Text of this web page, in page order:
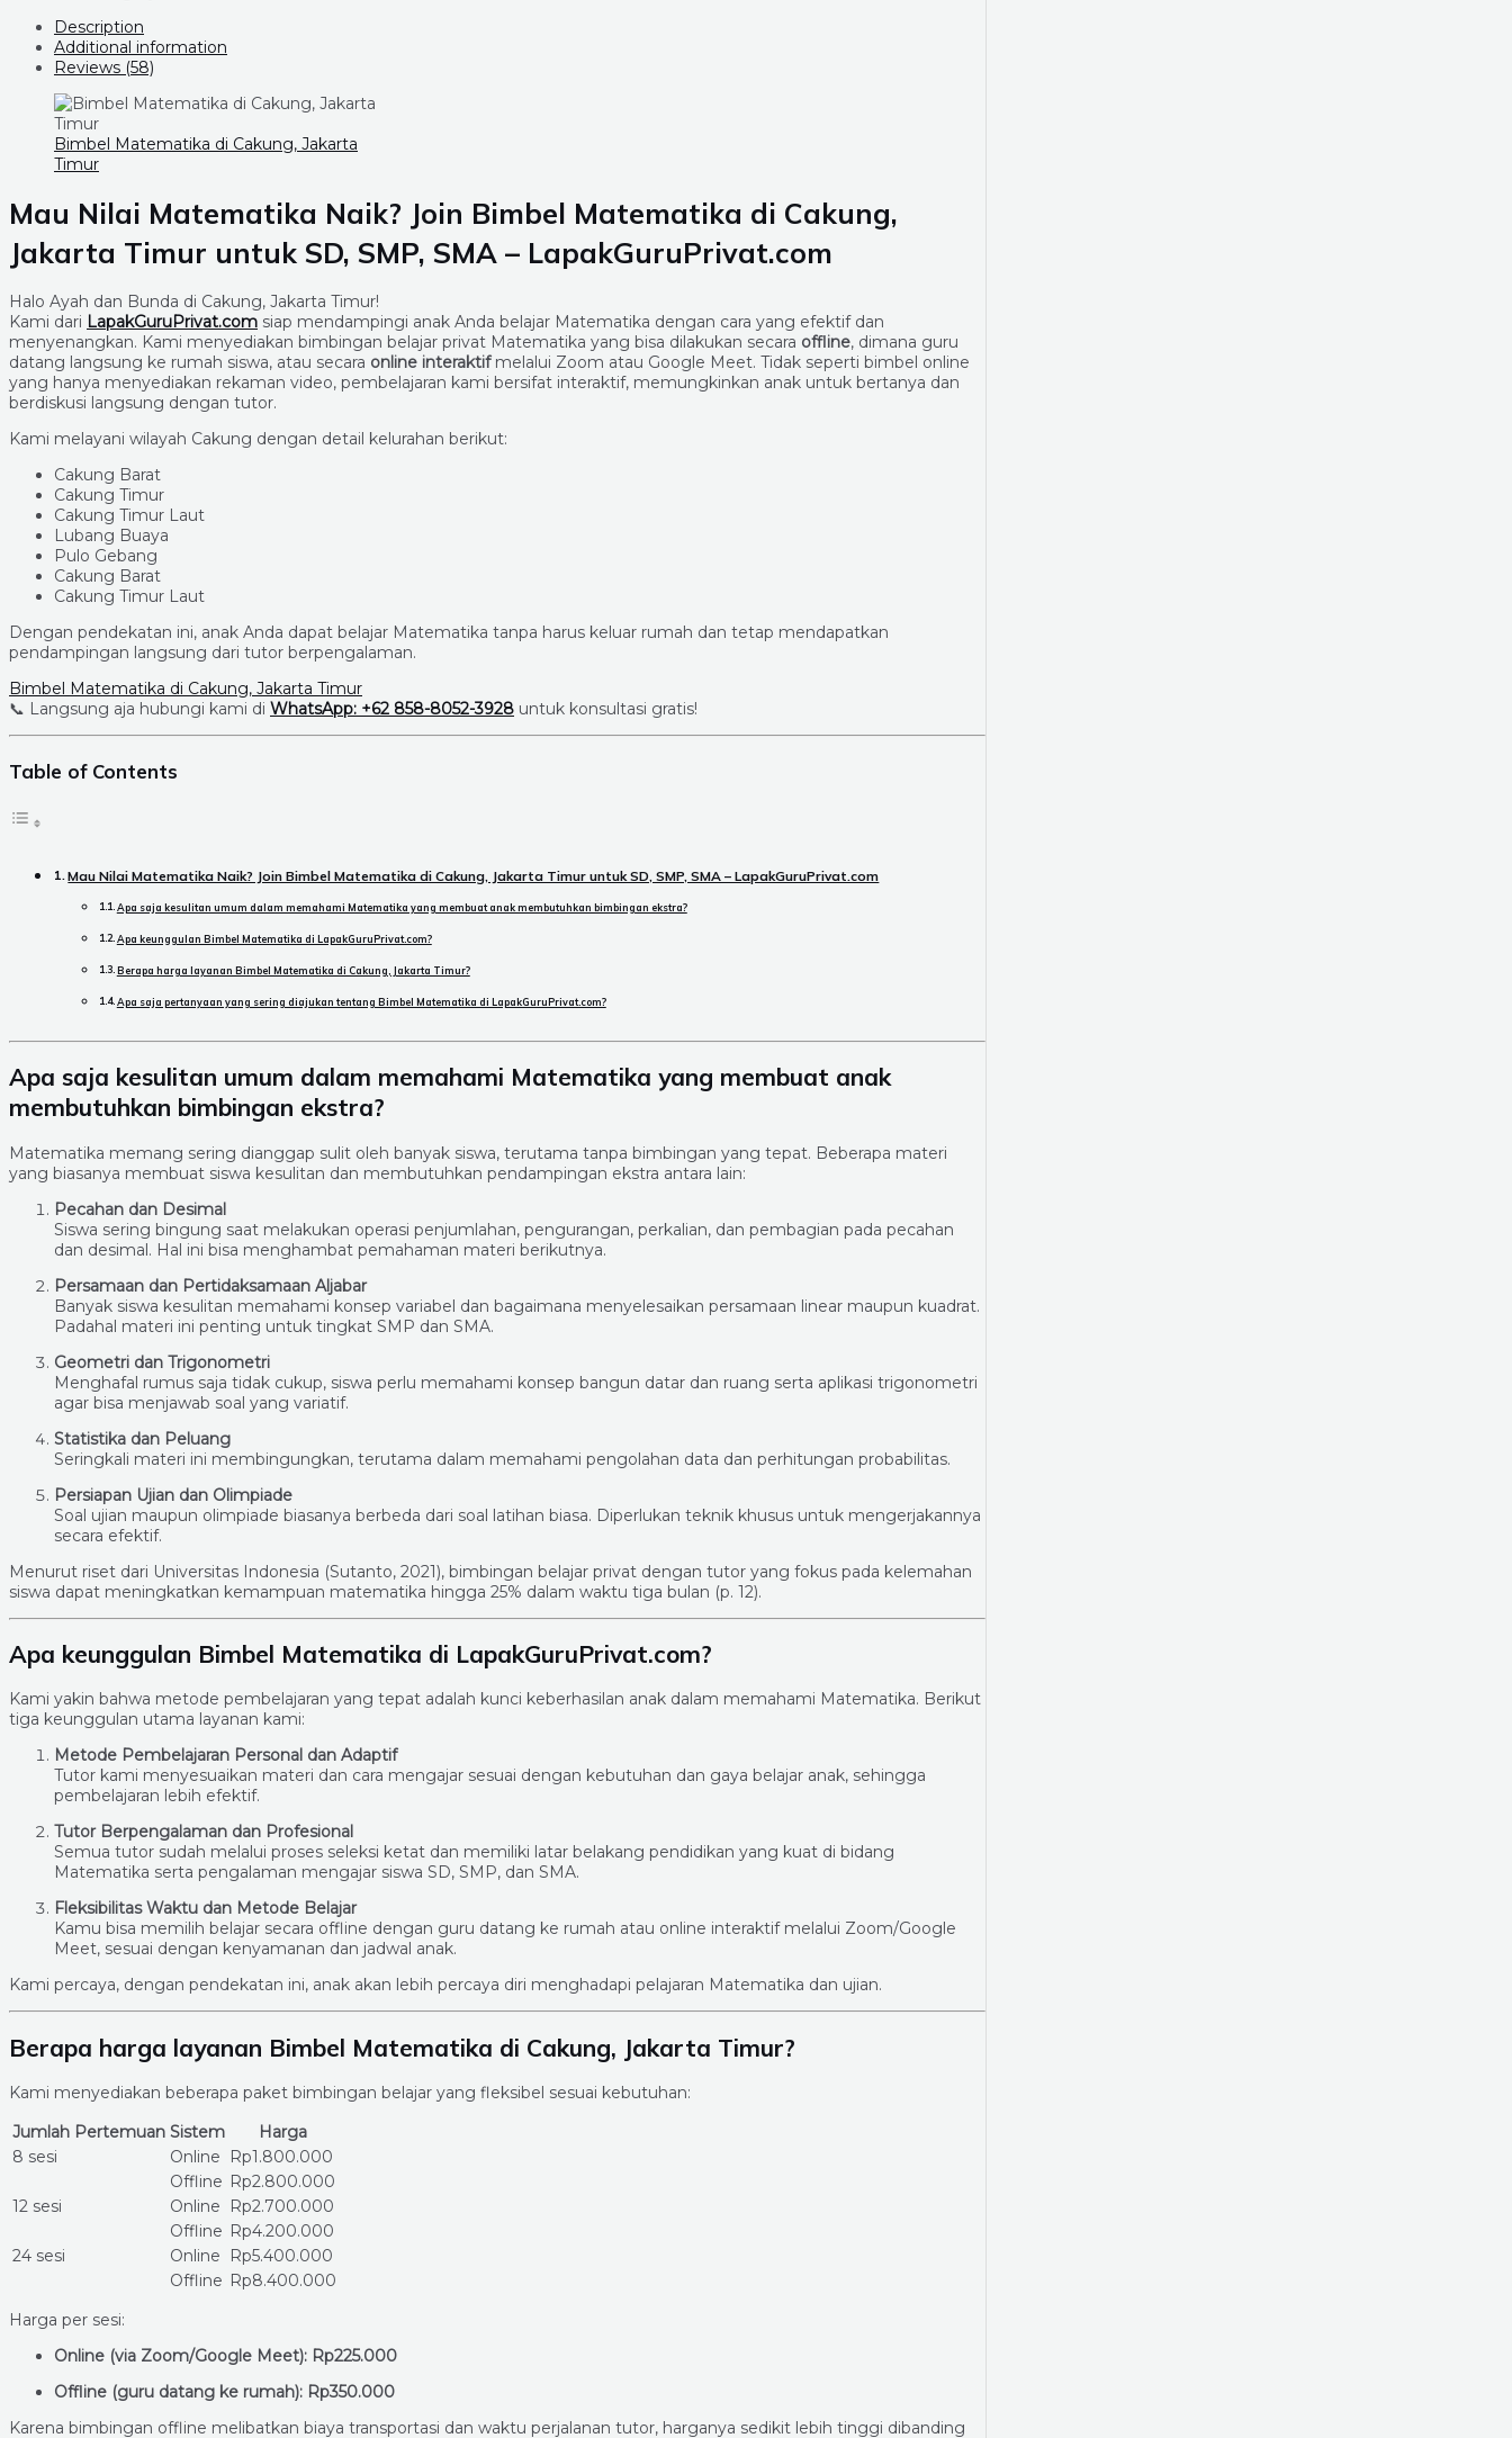
Description
Additional information
Reviews (58)
Bimbel Matematika di Cakung, Jakarta
Timur
Mau Nilai Matematika Naik? Join Bimbel Matematika di Cakung,
Jakarta Timur untuk SD, SMP, SMA – LapakGuruPrivat.com
Halo Ayah dan Bunda di Cakung, Jakarta Timur!
Kami dari LapakGuruPrivat.com siap mendampingi anak Anda belajar Matematika dengan cara yang efektif dan
menyenangkan. Kami menyediakan bimbingan belajar privat Matematika yang bisa dilakukan secara offline, dimana guru
datang langsung ke rumah siswa, atau secara online interaktifmelalui Zoom atau Google Meet. Tidak seperti bimbel online
yang hanya menyediakan rekaman video, pembelajaran kami bersifat interaktif, memungkinkan anak untuk bertanya dan
berdiskusi langsung dengan tutor.
Kami melayani wilayah Cakung dengan detail kelurahan berikut:
Cakung Barat
Cakung Timur
Cakung Timur Laut
Lubang Buaya
Pulo Gebang
Cakung Barat
Cakung Timur Laut
Dengan pendekatan ini, anak Anda dapat belajar Matematika tanpa harus keluar rumah dan tetap mendapatkan
pendampingan langsung dari tutor berpengalaman.
Bimbel Matematika di Cakung, Jakarta Timur
📞 Langsung aja hubungi kami di WhatsApp: +62 858-8052-3928 untuk konsultasi gratis!
Table of Contents
Mau Nilai Matematika Naik? Join Bimbel Matematika di Cakung, Jakarta Timur untuk SD, SMP, SMA – LapakGuruPrivat.com
Apa saja kesulitan umum dalam memahami Matematika yang membuat anak membutuhkan bimbingan ekstra?
Apa keunggulan Bimbel Matematika di LapakGuruPrivat.com?
Berapa harga layanan Bimbel Matematika di Cakung, Jakarta Timur?
Apa saja pertanyaan yang sering diajukan tentang Bimbel Matematika di LapakGuruPrivat.com?
Apa saja kesulitan umum dalam memahami Matematika yang membuat anak
membutuhkan bimbingan ekstra?
Matematika memang sering dianggap sulit oleh banyak siswa, terutama tanpa bimbingan yang tepat. Beberapa materi
yang biasanya membuat siswa kesulitan dan membutuhkan pendampingan ekstra antara lain:
Pecahan dan Desimal
Siswa sering bingung saat melakukan operasi penjumlahan, pengurangan, perkalian, dan pembagian pada pecahan
dan desimal. Hal ini bisa menghambat pemahaman materi berikutnya.
Persamaan dan Pertidaksamaan Aljabar
Banyak siswa kesulitan memahami konsep variabel dan bagaimana menyelesaikan persamaan linear maupun kuadrat.
Padahal materi ini penting untuk tingkat SMP dan SMA.
Geometri dan Trigonometri
Menghafal rumus saja tidak cukup, siswa perlu memahami konsep bangun datar dan ruang serta aplikasi trigonometri
agar bisa menjawab soal yang variatif.
Statistika dan Peluang
Seringkali materi ini membingungkan, terutama dalam memahami pengolahan data dan perhitungan probabilitas.
Persiapan Ujian dan Olimpiade
Soal ujian maupun olimpiade biasanya berbeda dari soal latihan biasa. Diperlukan teknik khusus untuk mengerjakannya
secara efektif.
Menurut riset dari Universitas Indonesia (Sutanto, 2021), bimbingan belajar privat dengan tutor yang fokus pada kelemahan
siswa dapat meningkatkan kemampuan matematika hingga 25% dalam waktu tiga bulan (p. 12).
Apa keunggulan Bimbel Matematika di LapakGuruPrivat.com?
Kami yakin bahwa metode pembelajaran yang tepat adalah kunci keberhasilan anak dalam memahami Matematika. Berikut
tiga keunggulan utama layanan kami:
Metode Pembelajaran Personal dan Adaptif
Tutor kami menyesuaikan materi dan cara mengajar sesuai dengan kebutuhan dan gaya belajar anak, sehingga
pembelajaran lebih efektif.
Tutor Berpengalaman dan Profesional
Semua tutor sudah melalui proses seleksi ketat dan memiliki latar belakang pendidikan yang kuat di bidang
Matematika serta pengalaman mengajar siswa SD, SMP, dan SMA.
Fleksibilitas Waktu dan Metode Belajar
Kamu bisa memilih belajar secara offline dengan guru datang ke rumah atau online interaktif melalui Zoom/Google
Meet, sesuai dengan kenyamanan dan jadwal anak.
Kami percaya, dengan pendekatan ini, anak akan lebih percaya diri menghadapi pelajaran Matematika dan ujian.
Berapa harga layanan Bimbel Matematika di Cakung, Jakarta Timur?
Kami menyediakan beberapa paket bimbingan belajar yang fleksibel sesuai kebutuhan:
Jumlah Pertemuan Sistem
Harga
8 sesi
Online
Rp1.800.000
Offline Rp2.800.000
12 sesi
Online
Rp2.700.000
Offline Rp4.200.000
24 sesi
Online
Rp5.400.000
Offline Rp8.400.000
Harga per sesi:
Online (via Zoom/Google Meet): Rp225.000
Offline (guru datang ke rumah): Rp350.000
Karena bimbingan offline melibatkan biaya transportasi dan waktu perjalanan tutor, harganya sedikit lebih tinggi dibanding